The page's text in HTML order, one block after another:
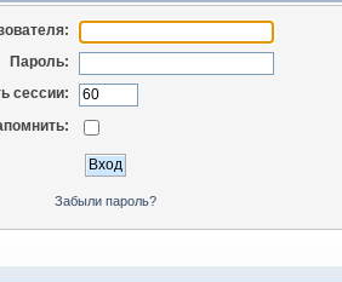
Пароль:
сессии:
Забыли пароль?